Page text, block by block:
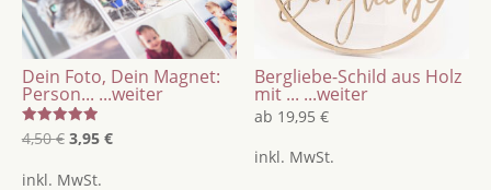
Dein Foto, Dein Magnet:
Person... ...weiter
Bewertet
mit
von 5
4,50€ Ursprünglicher
3,95 €Aktueller
inkl. MwSt.
Bergliebe-Schild aus Holz
mit ... ...weiter
ab 19,95€
inkl. MwSt.